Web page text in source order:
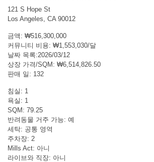
121 S Hope St
Los Angeles, CA 90012
금액: ₩516,300,000
커뮤니티 비용: ₩1,553,030/달
날짜 목록:2026/03/12
상장 가격/SQM: ₩6,514,826.50
판매 일: 132
침실: 1
욕실: 1
SQM: 79.25
반려동물 거주 가능: 예
세탁: 공통 영역
주차장: 2
Mills Act: 아니
라이브와 직장: 아니